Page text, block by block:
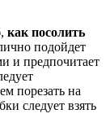
как посолить
подойдет
и предпочитает
порезать на
следует взять